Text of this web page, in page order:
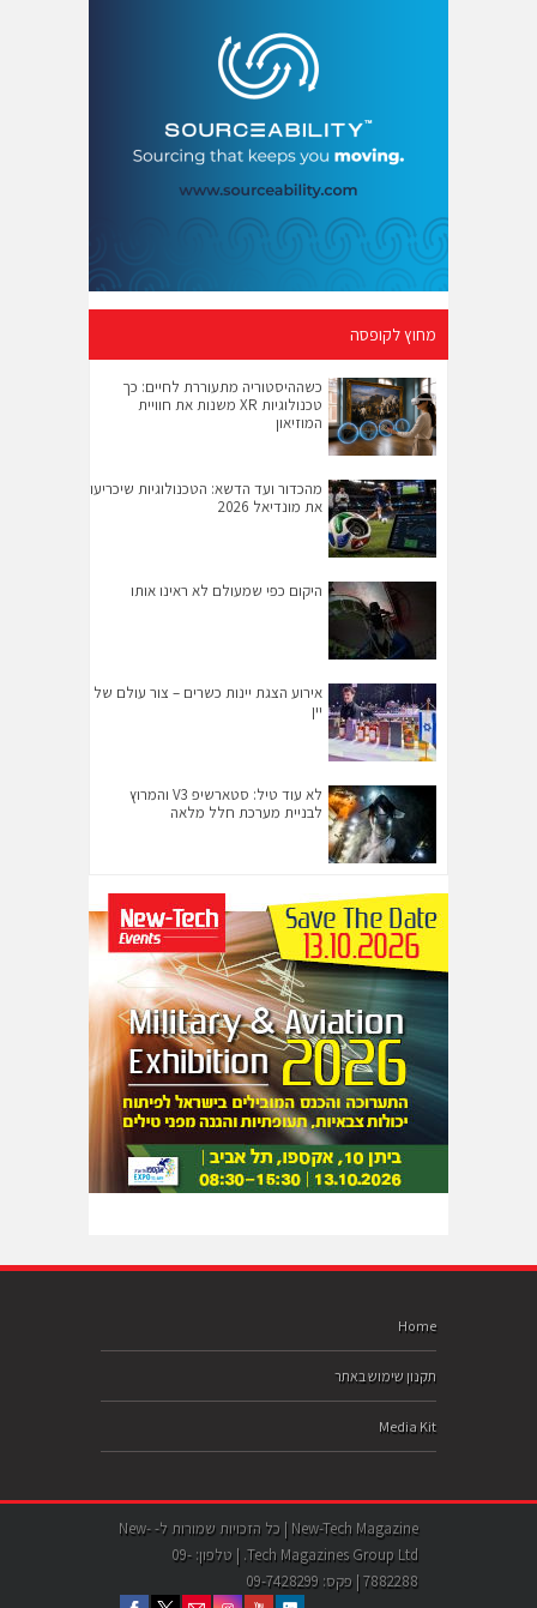
מחוץ לקופסה
כשההיסטוריה מתעוררת לחיים: כך
טכנולוגיות XR משנות את חוויית
המוזיאון
מהכדור ועד הדשא: הטכנולוגיות שיכריעו
את מונדיאל 2026
היקום כפי שמעולם לא ראינו אותו
אירוע הצגת יינות כשרים – צור עולם של
יין
לא עוד טיל: סטארשיפ V3 והמרוץ
לבניית מערכת חלל מלאה
Home
תקנון שימוש באתר
Media Kit
New-Tech Magazine | כל הזכויות שמורות ל- New-
Tech Magazines Group Ltd. | טלפון: 09-
7882288 | פקס: 09-7428299